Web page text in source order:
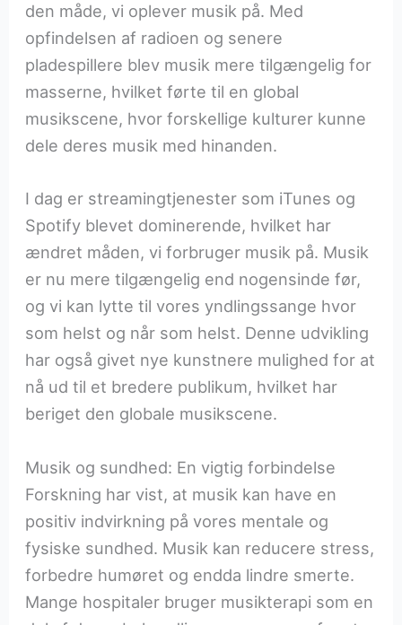
den måde, vi oplever musik på. Med
opfindelsen af radioen og senere
pladespillere blev musik mere tilgængelig for
masserne, hvilket førte til en global
musikscene, hvor forskellige kulturer kunne
dele deres musik med hinanden.
I dag er streamingtjenester som iTunes og
Spotify blevet dominerende, hvilket har
ændret måden, vi forbruger musik på. Musik
er nu mere tilgængelig end nogensinde før,
og vi kan lytte til vores yndlingssange hvor
som helst og når som helst. Denne udvikling
har også givet nye kunstnere mulighed for at
nå ud til et bredere publikum, hvilket har
beriget den globale musikscene.
Musik og sundhed: En vigtig forbindelse
Forskning har vist, at musik kan have en
positiv indvirkning på vores mentale og
fysiske sundhed. Musik kan reducere stress,
forbedre humøret og endda lindre smerte.
Mange hospitaler bruger musikterapi som en